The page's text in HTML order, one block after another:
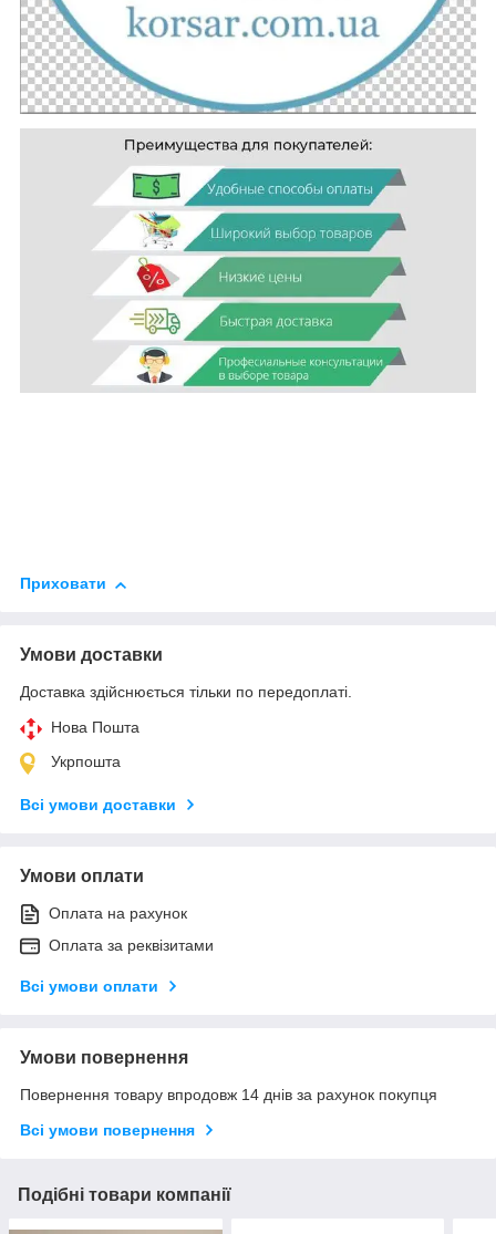
Приховати
Умови доставки
Доставка здійснюється тільки по передоплаті.
Нова Пошта
Укрпошта
Всі умови доставки
Умови оплати
Оплата на рахунок
Оплата за реквізитами
Всі умови оплати
Умови повернення
Повернення товару впродовж 14 днів за рахунок покупця
Всі умови повернення
Подібні товари компанії